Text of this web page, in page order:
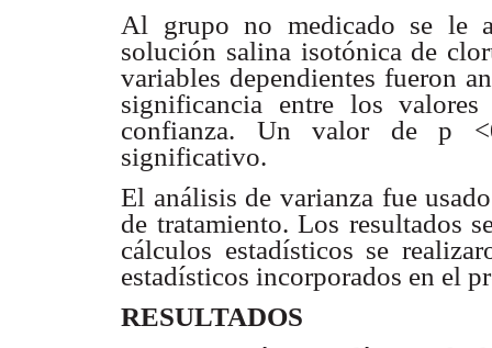
Al grupo no medicado se le
solución salina isotónica de
variables dependientes fueron
significancia entre los
confianza. Un valor de p
significativo.
El análisis de varianza fue
de tratamiento. Los resultados
cálculos estadísticos se
estadísticos incorporados en el
RESULTADOS